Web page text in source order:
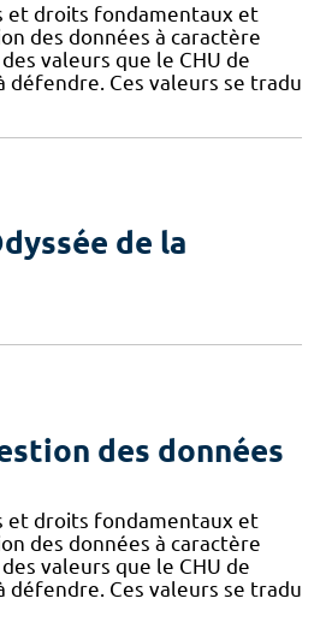
et droits fondamentaux et
des données à caractère
valeurs que le CHU de
défendre. Ces valeurs se tradu
de la
des données
et droits fondamentaux et
des données à caractère
valeurs que le CHU de
défendre. Ces valeurs se tradu